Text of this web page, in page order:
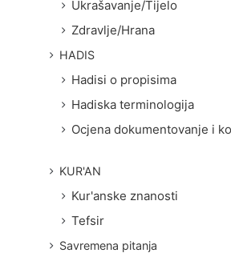
Ukrašavanje/Tijelo
Zdravlje/Hrana
HADIS
Hadisi o propisima
Hadiska terminologija
Ocjena dokumentovanje i
KUR'AN
Kur'anske znanosti
Tefsir
Savremena pitanja